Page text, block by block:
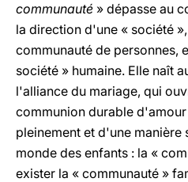
communauté » dépasse au
la direction d'une « société
communauté de personnes,
société » humaine. Elle naît
l'alliance du mariage, qui
communion durable
pleinement et d'une
monde des enfants : la «
exister la « communauté »